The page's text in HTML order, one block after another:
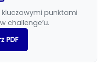
kluczowymi punktami
challenge’u.
PDF